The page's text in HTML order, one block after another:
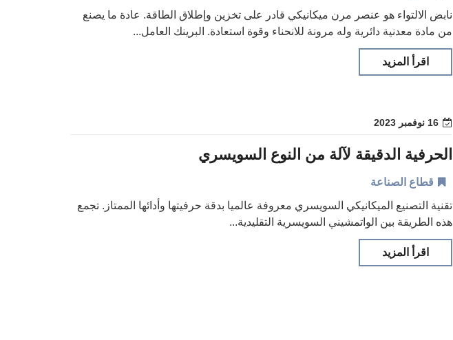
نابض الالتواء هو عنصر مرن ميكانيكي قادر على تخزين وإطلاق الطاقة. عادة ما يصنع
من مادة معدنية دائرية وله مرونة للانحناء وقوة استعادة. البرينك العامل...
اقرأ المزيد
16 نوفمبر 2023
الحرفية الدقيقة لآلة من النوع السويسري
قطاع الصناعة
تقنية التصنيع الميكانيكي السويسري معروفة عالميا بدقة حرفيتها وأدائها الممتاز. تجمع
هذه الطريقة بين الواتمشيني السويسرية التقليدية...
اقرأ المزيد